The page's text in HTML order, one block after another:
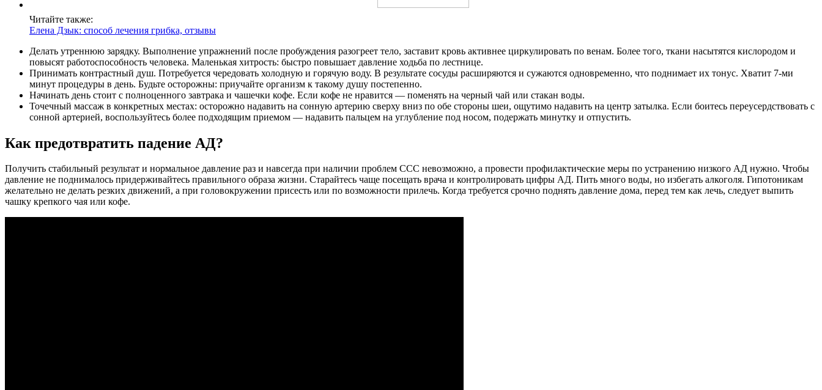
Читайте также:
Елена Дзык: способ лечения грибка, отзывы
Делать утреннюю зарядку. Выполнение упражнений после пробуждения разогреет тело, заставит кровь активнее циркулировать по венам. Более того, ткани насытятся кислородом и
повысят работоспособность человека. Маленькая хитрость: быстро повышает давление ходьба по лестнице.
Принимать контрастный душ. Потребуется чередовать холодную и горячую воду. В результате сосуды расширяются и сужаются одновременно, что поднимает их тонус. Хватит 7-ми
минут процедуры в день. Будьте осторожны: приучайте организм к такому душу постепенно.
Начинать день стоит с полноценного завтрака и чашечки кофе. Если кофе не нравится — поменять на черный чай или стакан воды.
Точечный массаж в конкретных местах: осторожно надавить на сонную артерию сверху вниз по обе стороны шеи, ощутимо надавить на центр затылка. Если боитесь переусердствовать с
сонной артерией, воспользуйтесь более подходящим приемом — надавить пальцем на углубление под носом, подержать минутку и отпустить.
Как предотвратить падение АД?
Получить стабильный результат и нормальное давление раз и навсегда при наличии проблем ССС невозможно, а провести профилактические меры по устранению низкого АД нужно. Чтобы
давление не поднималось придерживайтесь правильного образа жизни. Старайтесь чаще посещать врача и контролировать цифры АД. Пить много воды, но избегать алкоголя. Гипотоникам
желательно не делать резких движений, а при головокружении присесть или по возможности прилечь. Когда требуется срочно поднять давление дома, перед тем как лечь, следует выпить
чашку крепкого чая или кофе.